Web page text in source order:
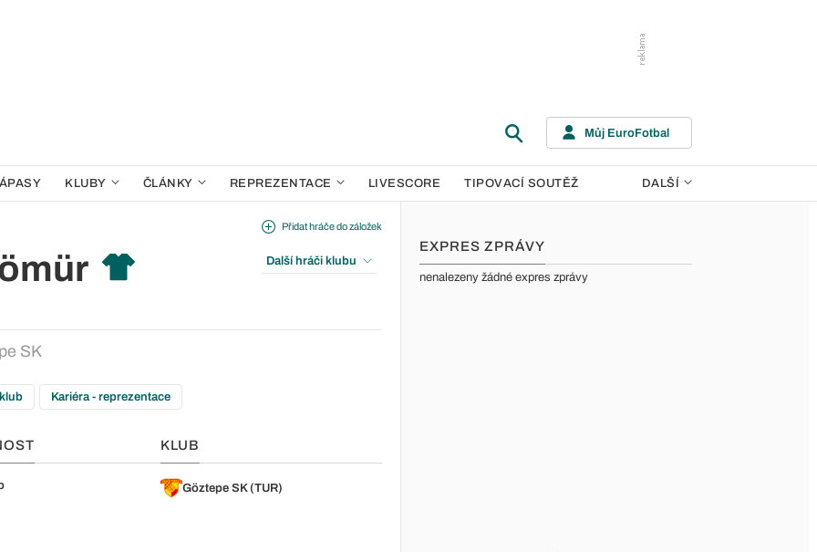
Můj EuroFotbal
KLUBY ČLÁNKY REPREZENTACE LIVESCORE TIPOVACÍ SOUTĚŽ DALŠÍ
SK
Přidat hráče do záložek
Další hráči klubu
Kariéra - reprezentace
KLUB
Göztepe SK (TUR)
EXPRES ZPRÁVY
nenalezeny žádné expres zprávy